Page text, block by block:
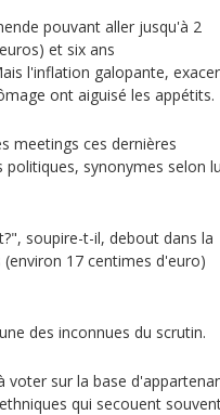
pouvant aller jusqu'à 2
et six ans
l'inflation galopante,
ont aiguisé les appétits.
meetings ces dernières
synonymes selon
soupire-t-il, debout dans la
17 centimes d'euro)
des inconnues du scrutin.
voter sur la base
qui secouent